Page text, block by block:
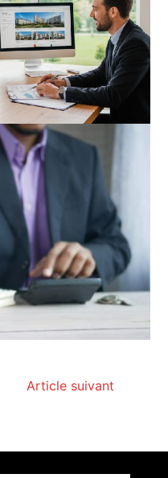
Article suivant